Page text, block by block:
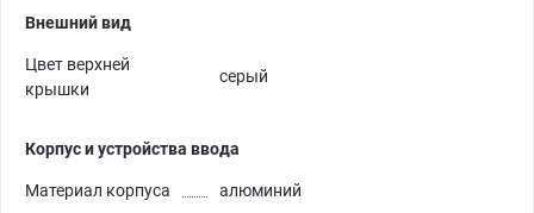
Внешний вид
Цвет верхней
крышки
серый
Корпус и устройства ввода
Материал корпуса
алюминий